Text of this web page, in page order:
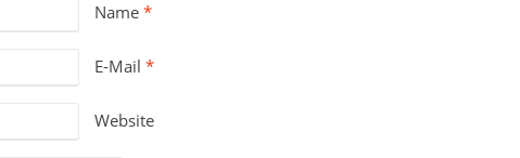
Name *
E-Mail *
Website